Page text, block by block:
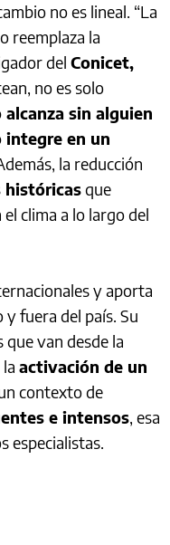
no es lineal. “La
reemplaza la
del Conicet,
no es solo
sin alguien
integre en un
la reducción
históricasque
clima a lo largo del
y aporta
fuera del país. Su
van desde la
activación de un
contexto de
e intensos, esa
especialistas.